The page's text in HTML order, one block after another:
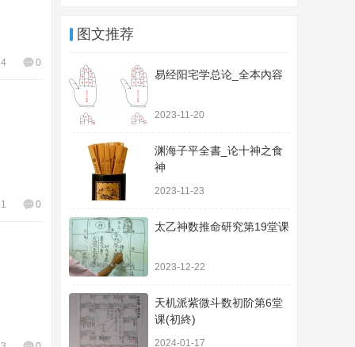
0
0
图文推荐
易经阳宅学总论_全本內容
2023-11-20
渊海子平全書_论十神之食
神
2023-11-23
太乙神数推命研究第19堂课
2023-12-22
天机派紫微斗数初阶第6堂
课(初終)
2024-01-17